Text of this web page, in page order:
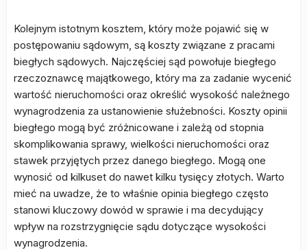
Kolejnym istotnym kosztem, który może pojawić się w
postępowaniu sądowym, są koszty związane z pracami
biegłych sądowych. Najczęściej sąd powołuje biegłego
rzeczoznawcę majątkowego, który ma za zadanie wycenić
wartość nieruchomości oraz określić wysokość należnego
wynagrodzenia za ustanowienie służebności. Koszty opinii
biegłego mogą być zróżnicowane i zależą od stopnia
skomplikowania sprawy, wielkości nieruchomości oraz
stawek przyjętych przez danego biegłego. Mogą one
wynosić od kilkuset do nawet kilku tysięcy złotych. Warto
mieć na uwadze, że to właśnie opinia biegłego często
stanowi kluczowy dowód w sprawie i ma decydujący
wpływ na rozstrzygnięcie sądu dotyczące wysokości
wynagrodzenia.